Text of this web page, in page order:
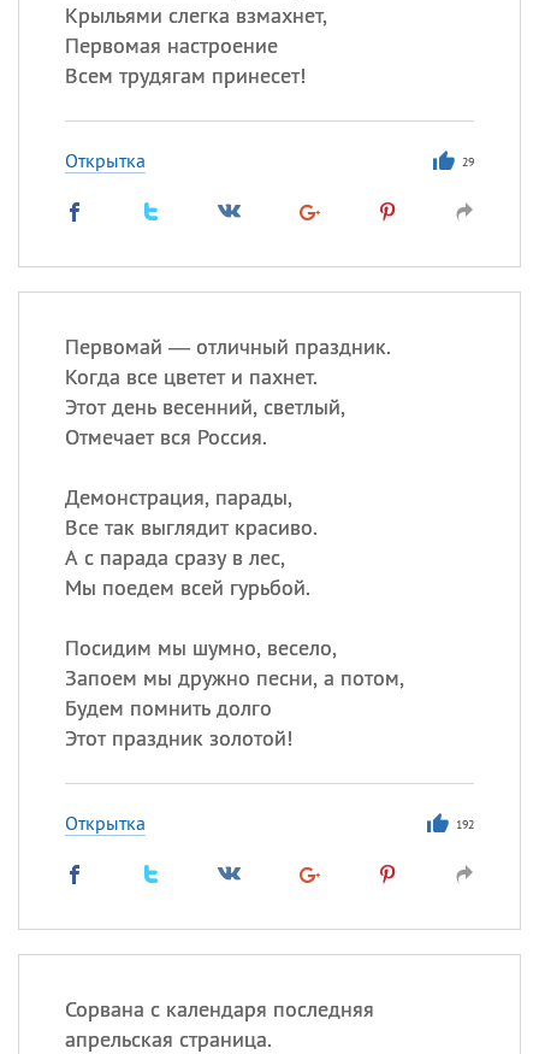
Крыльями слегка взмахнет,
Первомая настроение
Всем трудягам принесет!
Открытка 29
Первомай — отличный праздник.
Когда все цветет и пахнет.
Этот день весенний, светлый,
Отмечает вся Россия.
Демонстрация, парады,
Все так выглядит красиво.
А с парада сразу в лес,
Мы поедем всей гурьбой.
Посидим мы шумно, весело,
Запоем мы дружно песни, а потом,
Будем помнить долго
Этот праздник золотой!
Открытка 192
Сорвана с календаря последняя
апрельская страница.